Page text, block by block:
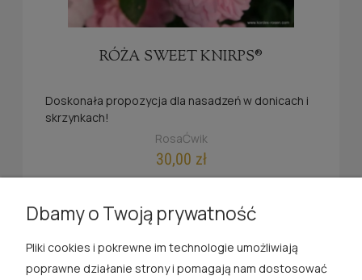
RÓŻA SWEET KNIRPS®
Doskonała propozycja dla nasadzeń w donicach i
skrzynkach!
RosaĆwik
30,00 zł
ROSA ĆWIK
Dbamy o Twoją prywatność
Pliki cookies i pokrewne im technologie umożliwiają
poprawne działanie strony i pomagają nam dostosować